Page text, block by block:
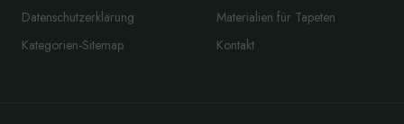
Datenschutzerklärung
Kategorien-Sitemap
Materialien für Tapeten
Kontakt